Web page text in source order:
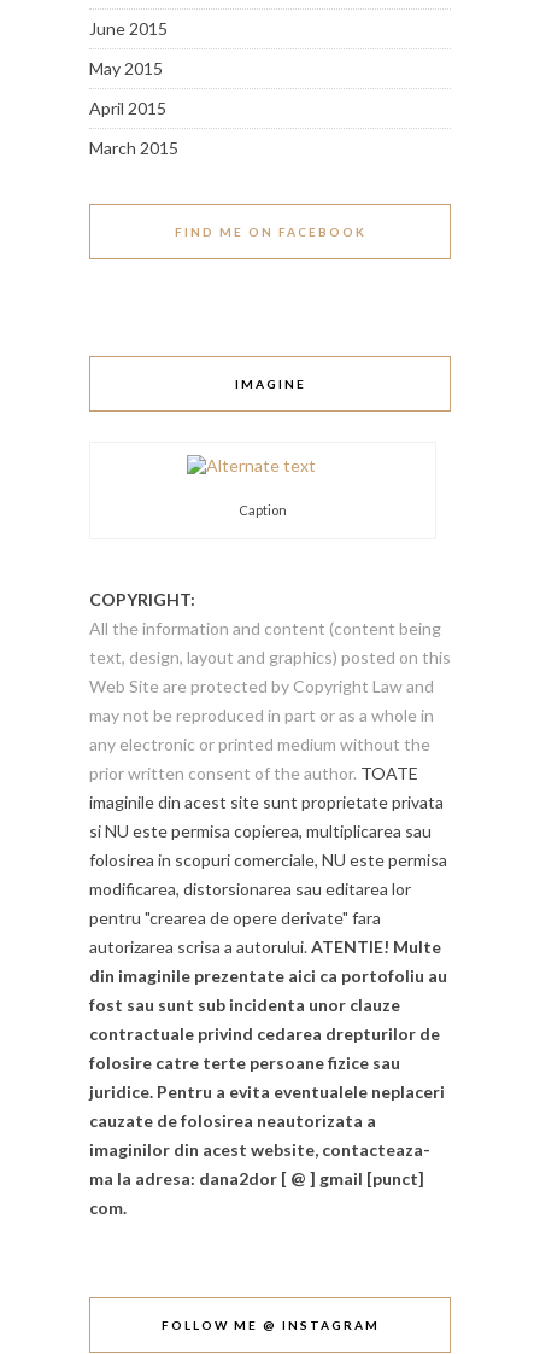
June 2015
May 2015
April 2015
March 2015
FIND ME ON FACEBOOK
IMAGINE
Caption
COPYRIGHT:
All the information and content (content being
text, design, layout and graphics) posted on this
Web Site are protected by Copyright Law and
may not be reproduced in part or as a whole in
any electronic or printed medium without the
prior written consent of the author. TOATE
imaginile din acest site sunt proprietate privata
si NU este permisa copierea, multiplicarea sau
folosirea in scopuri comerciale, NU este permisa
modificarea, distorsionarea sau editarea lor
pentru "crearea de opere derivate" fara
autorizarea scrisa a autorului.ATENTIE! Multe
din imaginile prezentate aici ca portofoliu au
fost sau sunt sub incidenta unor clauze
contractuale privind cedarea drepturilor de
folosire catre terte persoane fizice sau
juridice. Pentru a evita eventualele neplaceri
cauzate de folosirea neautorizata a
imaginilor din acest website, contacteaza-
ma la adresa: dana2dor [ @ ] gmail [punct]
com.
FOLLOW ME @ INSTAGRAM